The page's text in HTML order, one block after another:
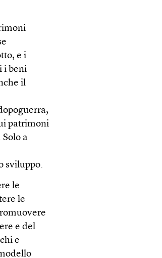
e i
i beni
il
patrimoni
a
sviluppo.
le
le
e del
e